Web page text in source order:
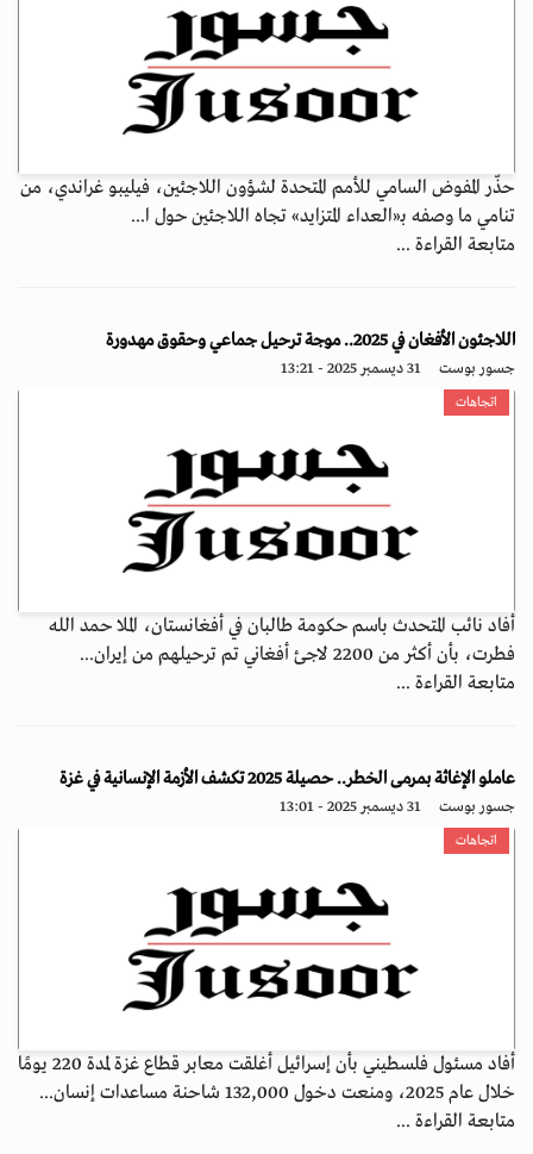
حذّر المفوض السامي للأمم المتحدة لشؤون اللاجئين، فيليبو غراندي، من
تنامي ما وصفه بـ«العداء المتزايد» تجاه اللاجئين حول ا...
متابعة القراءة ...
اللاجئون الأفغان في 2025.. موجة ترحيل جماعي وحقوق مهدورة
جسور بوست 31 ديسمبر 2025 - 13:21
اتجاهات
أفاد نائب المتحدث باسم حكومة طالبان في أفغانستان، الملا حمد الله
فطرت، بأن أكثر من 2200 لاجئ أفغاني تم ترحيلهم من إيران...
متابعة القراءة ...
عاملو الإغاثة بمرمى الخطر.. حصيلة 2025 تكشف الأزمة الإنسانية في غزة
جسور بوست 31 ديسمبر 2025 - 13:01
اتجاهات
أفاد مسئول فلسطيني بأن إسرائيل أغلقت معابر قطاع غزة لمدة 220 يومًا
خلال عام 2025، ومنعت دخول 132,000 شاحنة مساعدات إنسان...
متابعة القراءة ...